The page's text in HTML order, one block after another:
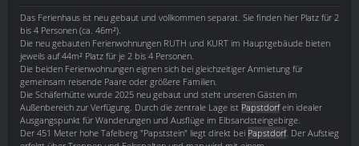
Das Ferienhaus ist neu gebaut und vollkommen separat. Sie finden hier Platz für 2
bis 4 Personen (ca. 46m²).
Die neu gebauten Ferienwohnungen RUTH und KURT im Hauptgebäude bieten
jeweils auf 44m² Platz für je 2 bis 4 Personen.
Die beiden Ferienwohnungen eignen sich bei gleichzeitiger Anmietung für
gemeinsam reisende Paare oder größere Familien.
Die Schäferhütte wurde 2025 neu gebaut und steht unseren Gästen im
Außenbereich zur Verfügung. Durch die zentrale Lage ist Papstdorfein idealer
Ausgangspunkt für Wanderungen und Ausflüge im Elbsandsteingebirge.
Der 451 Meter hohe Tafelberg "Papststein" liegt direkt bei Papstdorf. Der Aufstieg